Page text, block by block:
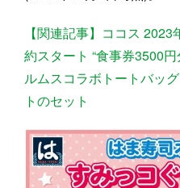
【関連記事】ココス
約スタート “食事券3500
ルムスコラボトートバッ
トのセット